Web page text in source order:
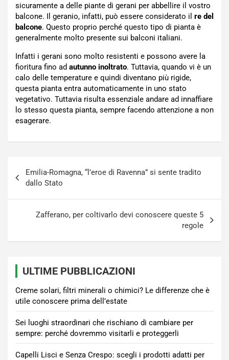
sicuramente a delle piante di gerani per abbellire il vostro
balcone. Il geranio, infatti, può essere considerato il re del
balcone. Questo proprio perché questo tipo di pianta è
generalmente molto presente sui balconi italiani.
Infatti i gerani sono molto resistenti e possono avere la
fioritura fino ad autunno inoltrato. Tuttavia, quando vi è un
calo delle temperature e quindi diventano più rigide,
questa pianta entra automaticamente in uno stato
vegetativo. Tuttavia risulta essenziale andare ad innaffiare
lo stesso questa pianta, sempre facendo attenzione a non
esagerare.
articoli
Emilia-Romagna, “l’eroe di Ravenna” si sente tradito
dallo Stato
Zafferano, per coltivarlo devi conoscere queste 5
regole
ULTIME PUBBLICAZIONI
Creme solari, filtri minerali o chimici? Le differenze che è
utile conoscere prima dell’estate
Sei luoghi straordinari che rischiano di cambiare per
sempre: perché dovremmo visitarli e proteggerli
Capelli Lisci e Senza Crespo: scegli i prodotti adatti per